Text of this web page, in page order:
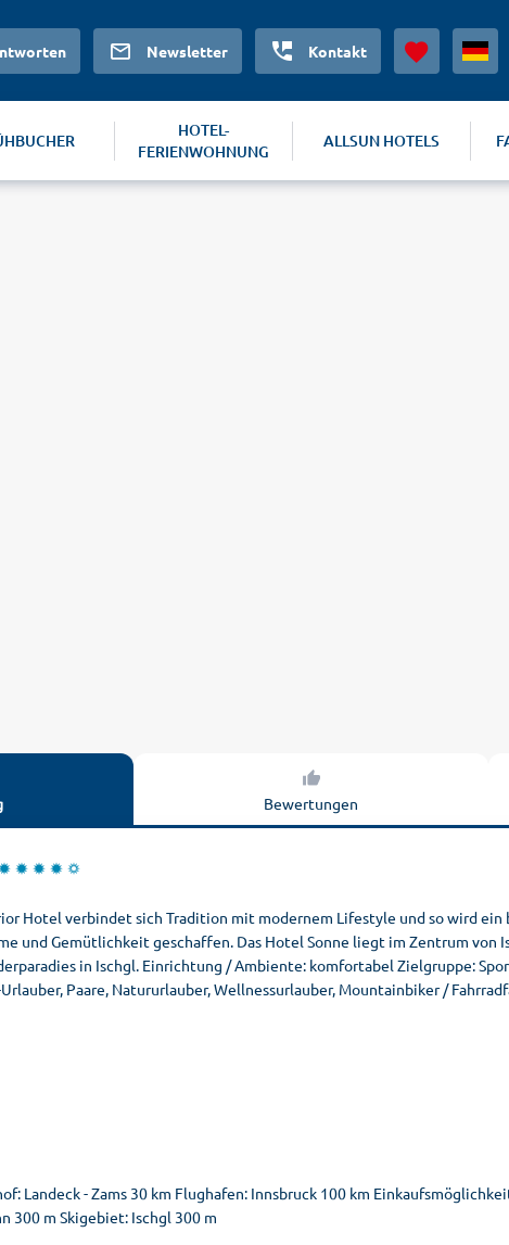
Newsletter Kontakt
HOTEL-
FERIENWOHNUNG
ALLSUN HOTELS
Bewertungen
Hotel verbindet sich Tradition mit modernem Lifestyle und so wird
und Gemütlichkeit geschaffen. Das Hotel Sonne liegt im Zentrum von
in Ischgl. Einrichtung / Ambiente: komfortabel Zielgruppe:
Paare, Natururlauber, Wellnessurlauber, Mountainbiker /
Landeck - Zams 30 km Flughafen: Innsbruck 100 km
300 m Skigebiet: Ischgl 300 m